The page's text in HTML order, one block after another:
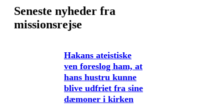
Seneste nyheder fra
missionsrejse
Hakans ateistiske
ven foreslog ham, at
hans hustru kunne
blive udfriet fra sine
dæmoner i kirken